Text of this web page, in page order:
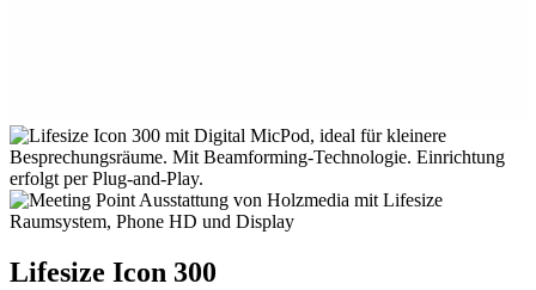
Lifesize Icon 300